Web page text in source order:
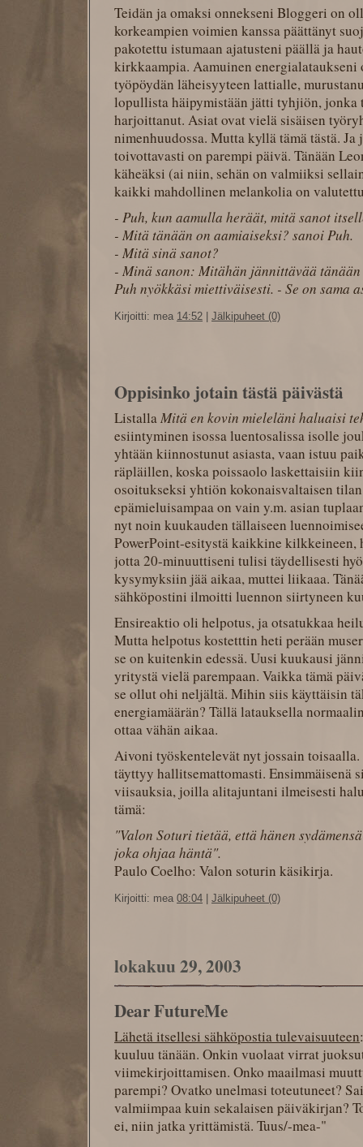
Teidän ja omaksi onnekseni Bloggeri on
korkeampien voimien kanssa päättänyt
pakotettu istumaan ajatusteni päällä ja
kirkkaampia. Aamuinen
työpöydän läheisyyteen lattialle,
lopullista häipymistään jätti tyhjiön, jonka
harjoittanut. Asiat ovat vielä sisäisen
nimenhuudossa. Mutta kyllä tämä tästä.
toivottavasti on parempi päivä. Tänään
käheäksi (ai niin, sehän on valmiiksi
kaikki mahdollinen melankolia on
- Puh, kun aamulla heräät, mitä sanot
- Mitä tänään on aamiaiseksi? sanoi Puh.
- Mitä sinä sanot?
- Minä sanon: Mitähän jännittävää
Puh nyökkäsi miettiväisesti. - Se on sama
Kirjoitti: mea 14:52 Jälkipuheet (0)
Oppisinko jotain tästä päivästä
Listalla Mitä en kovin mieleläni haluaisi
esiintyminen isossa luentosalissa isolle
yhtään kiinnostunut asiasta, vaan istuu
räpläillen, koska poissaolo laskettaisiin
osoitukseksi yhtiön kokonaisvaltaisen
epämieluisampaa on vain y.m. asian
nyt noin kuukauden tällaiseen
PowerPoint-esitystä kaikkine
jotta 20-minuuttiseni tulisi täydellisesti
kysymyksiin jää aikaa, muttei liikaaa.
sähköpostini ilmoitti luennon siirtyneen
Ensireaktio oli helpotus, ja otsatukkaa
Mutta helpotus kostetttin heti perään
se on kuitenkin edessä. Uusi kuukausi
yritystä vielä parempaan. Vaikka tämä
se ollut ohi neljältä. Mihin siis käyttäisin
energiamäärän? Tällä latauksella
ottaa vähän aikaa.
Aivoni työskentelevät nyt jossain
täyttyy hallitsemattomasti. Ensimmäisenä
viisauksia, joilla alitajuntani ilmeisesti
tämä:
"Valon Soturi tietää, että hänen
joka ohjaa häntä".
Paulo Coelho: Valon soturin käsikirja.
Kirjoitti: mea 08:04 | Jälkipuheet (0)
lokakuu 29, 2003
Dear FutureMe
Lähetä itsellesi sähköpostia tulevaisuuteen
kuuluu tänään. Onkin vuolaat virrat
viimekirjoittamisen. Onko maailmasi
parempi? Ovatko unelmasi toteutuneet?
valmiimpaa kuin sekalaisen päiväkirjan?
ei, niin jatka yrittämistä. Tuus/-mea-"